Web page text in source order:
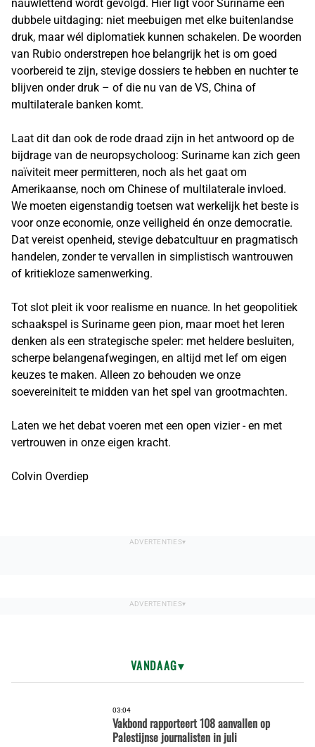
nauwlettend wordt gevolgd. Hier ligt voor Suriname een
dubbele uitdaging: niet meebuigen met elke buitenlandse
druk, maar wél diplomatiek kunnen schakelen. De woorden
van Rubio onderstrepen hoe belangrijk het is om goed
voorbereid te zijn, stevige dossiers te hebben en nuchter te
blijven onder druk – of die nu van de VS, China of
multilaterale banken komt.
Laat dit dan ook de rode draad zijn in het antwoord op de
bijdrage van de neuropsycholoog: Suriname kan zich geen
naïviteit meer permitteren, noch als het gaat om
Amerikaanse, noch om Chinese of multilaterale invloed.
We moeten eigenstandig toetsen wat werkelijk het beste is
voor onze economie, onze veiligheid én onze democratie.
Dat vereist openheid, stevige debatcultuur en pragmatisch
handelen, zonder te vervallen in simplistisch wantrouwen
of kritiekloze samenwerking.
Tot slot pleit ik voor realisme en nuance. In het geopolitiek
schaakspel is Suriname geen pion, maar moet het leren
denken als een strategische speler: met heldere besluiten,
scherpe belangenafwegingen, en altijd met lef om eigen
keuzes te maken. Alleen zo behouden we onze
soevereiniteit te midden van het spel van grootmachten.
Laten we het debat voeren met een open vizier - en met
vertrouwen in onze eigen kracht.
Colvin Overdiep
VANDAAG
03:04
Vakbond rapporteert 108 aanvallen op
Palestijnse journalisten in juli